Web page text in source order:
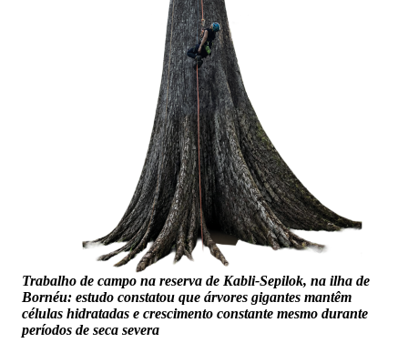
Trabalho de campo na reserva de Kabli-Sepilok, na ilha de
Bornéu: estudo constatou que árvores gigantes mantêm
células hidratadas e crescimento constante mesmo durante
períodos de seca severa